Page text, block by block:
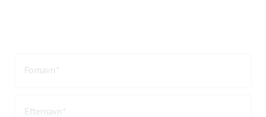
Fornavn
Efternavn